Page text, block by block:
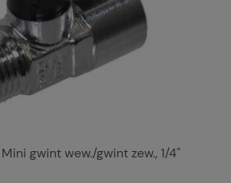
gwint wew./gwint zew., 1/4"